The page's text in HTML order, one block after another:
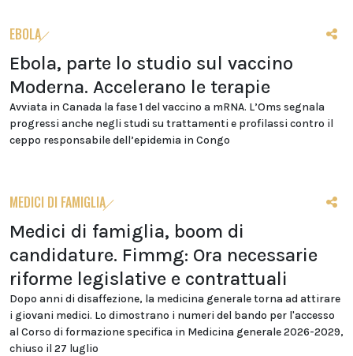
EBOLA
Ebola, parte lo studio sul vaccino
Moderna. Accelerano le terapie
Avviata in Canada la fase 1 del vaccino a mRNA. L’Oms segnala
progressi anche negli studi su trattamenti e profilassi contro il
ceppo responsabile dell’epidemia in Congo
MEDICI DI FAMIGLIA
Medici di famiglia, boom di
candidature. Fimmg: Ora necessarie
riforme legislative e contrattuali
Dopo anni di disaffezione, la medicina generale torna ad attirare
i giovani medici. Lo dimostrano i numeri del bando per l'accesso
al Corso di formazione specifica in Medicina generale 2026-2029,
chiuso il 27 luglio